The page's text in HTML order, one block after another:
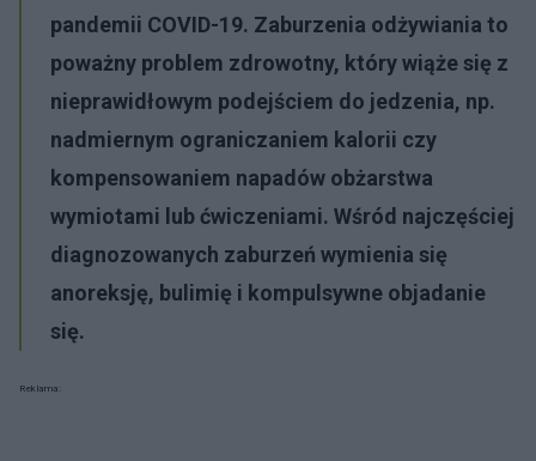
pandemii COVID-19. Zaburzenia odżywiania to
poważny problem zdrowotny, który wiąże się z
nieprawidłowym podejściem do jedzenia, np.
nadmiernym ograniczaniem kalorii czy
kompensowaniem napadów obżarstwa
wymiotami lub ćwiczeniami. Wśród najczęściej
diagnozowanych zaburzeń wymienia się
anoreksję, bulimię i kompulsywne objadanie
się.
Reklama: